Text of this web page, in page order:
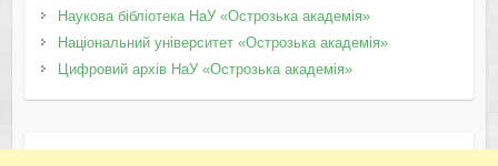
Наукова бібліотека НаУ «Острозька академія»
Національний університет «Острозька академія»
Цифровий архів НаУ «Острозька академія»